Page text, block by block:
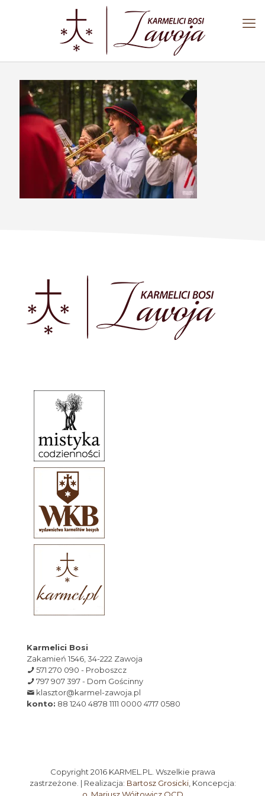
Karmelici Bosi
Zakamień 1546, 34-222 Zawoja
571 270 090 - Proboszcz
797 907 397 - Dom Gościnny
klasztor@karmel-zawoja.pl
konto: 88 1240 4878 1111 0000 4717 0580
Copyright 2016 KARMEL.PL. Wszelkie prawa
zastrzeżone. | Realizacja: Bartosz Grosicki, Koncepcja: